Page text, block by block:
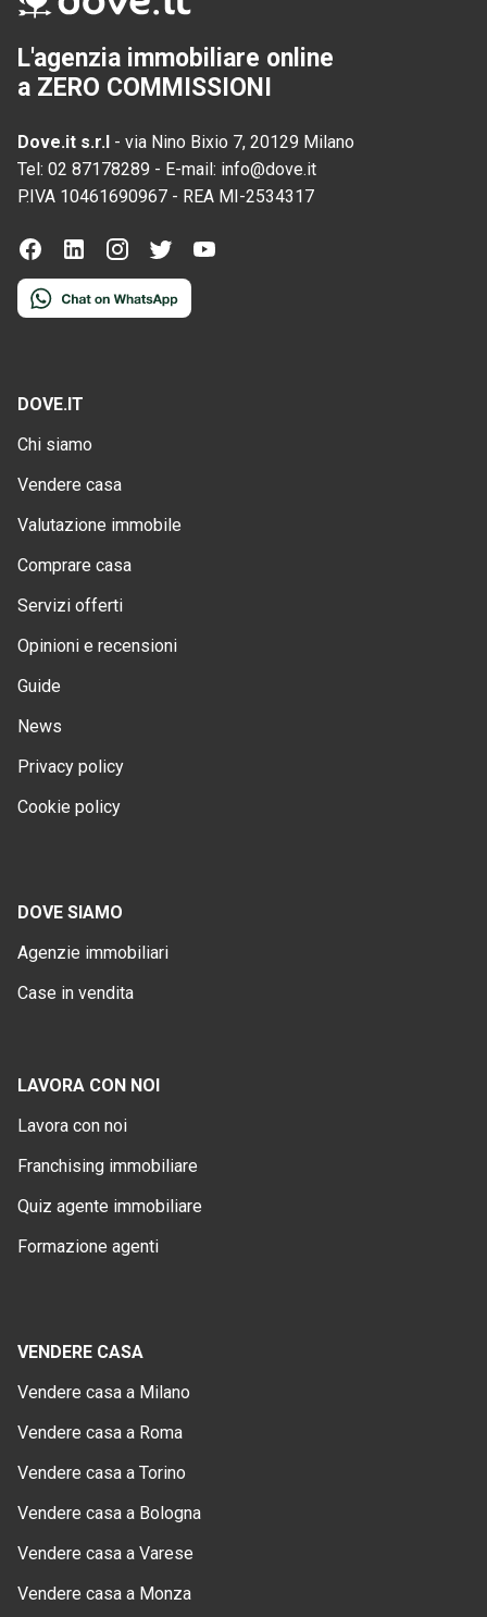
L'agenzia immobiliare online
a ZERO COMMISSIONI
Dove.it s.r.l - via Nino Bixio 7, 20129 Milano
Tel: 02 87178289 - E-mail: info@dove.it
P.IVA 10461690967 - REA MI-2534317
DOVE.IT
Chi siamo
Vendere casa
Valutazione immobile
Comprare casa
Servizi offerti
Opinioni e recensioni
Guide
News
Privacy policy
Cookie policy
DOVE SIAMO
Agenzie immobiliari
Case in vendita
LAVORA CON NOI
Lavora con noi
Franchising immobiliare
Quiz agente immobiliare
Formazione agenti
VENDERE CASA
Vendere casa a Milano
Vendere casa a Roma
Vendere casa a Torino
Vendere casa a Bologna
Vendere casa a Varese
Vendere casa a Monza